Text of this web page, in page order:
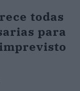
todas
para